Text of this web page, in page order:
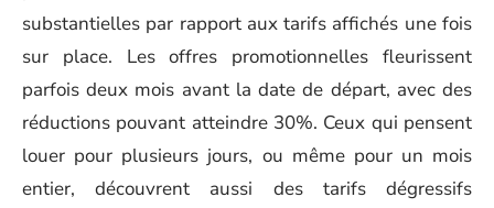
substantielles par rapport aux tarifs affichés une fois
sur place. Les offres promotionnelles fleurissent
parfois deux mois avant la date de départ, avec des
réductions pouvant atteindre 30%. Ceux qui pensent
louer pour plusieurs jours, ou même pour un mois
entier, découvrent aussi des tarifs dégressifs